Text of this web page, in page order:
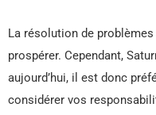
La résolution de
prospérer. Cependant,
aujourd’hui, il est donc
considérer vos